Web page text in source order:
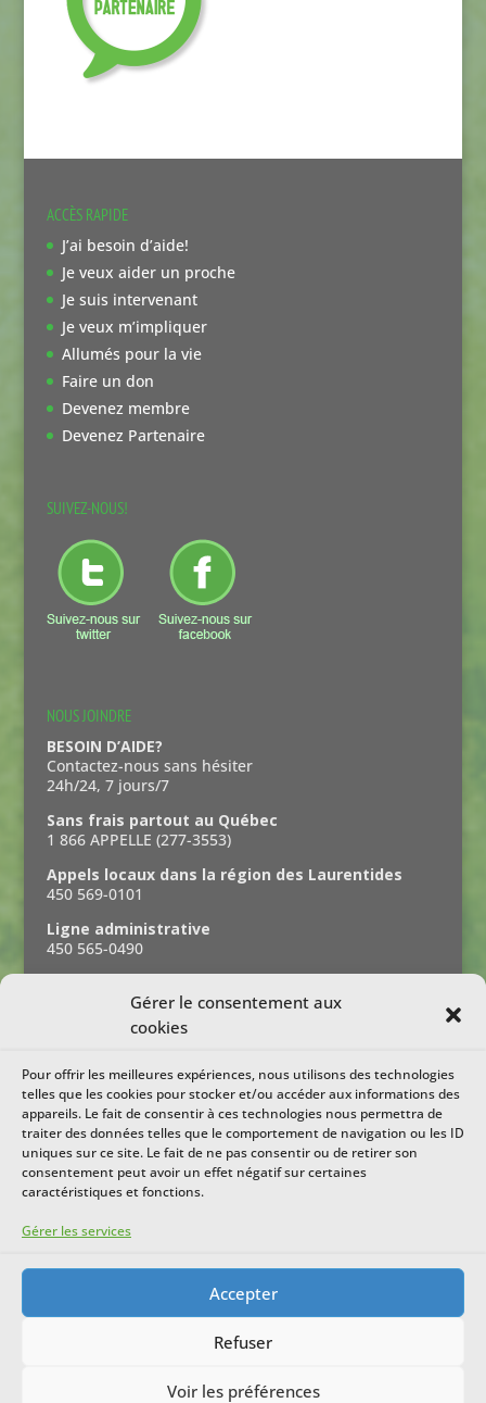
Gérer le consentement aux
cookies
Pour offrir les meilleures expériences, nous utilisons des technologies
telles que les cookies pour stocker et/ou accéder aux informations des
appareils. Le fait de consentir à ces technologies nous permettra de
traiter des données telles que le comportement de navigation ou les ID
uniques sur ce site. Le fait de ne pas consentir ou de retirer son
consentement peut avoir un effet négatif sur certaines
caractéristiques et fonctions.
Gérer les services
Accepter
Refuser
Voir les préférences
ACCÈS RAPIDE
J’ai besoin d’aide!
Je veux aider un proche
Je suis intervenant
Je veux m’impliquer
Allumés pour la vie
Faire un don
Devenez membre
Devenez Partenaire
SUIVEZ-NOUS!
NOUS JOINDRE
BESOIN D’AIDE?
Contactez-nous sans hésiter
24h/24, 7 jours/7
Sans frais partout au Québec
1 866 APPELLE (277-3553)
Appels locaux dans la région des Laurentides
450 569-0101
Ligne administrative
450 565-0490
ABONNEZ-VOUS À NOTRE INFOLETTRE
Nom :
Ville :
Courriel :
© 2016 Tous droits réservés, Centre prévention